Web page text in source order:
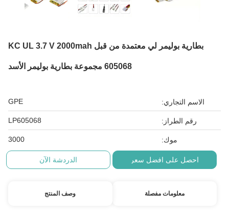
بطارية بوليمر لي معتمدة من قبل KC UL 3.7 V 2000mah
605068 مجموعة بطارية بوليمر الأسد
الاسم التجاري: GPE
رقم الطراز: LP605068
موك: 3000
احصل على افضل سعر الدردشة الآن
معلومات مفصلة وصف المنتج